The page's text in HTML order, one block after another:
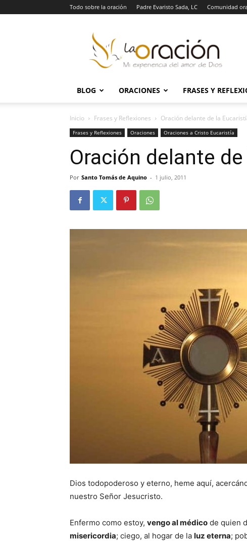
Todo sobre la oración Padre Evaristo Sada, LC Comunidad
Oración
BLOG ORACIONES FRASES Y
Inicio Frases y Reflexiones Oración delante de la
Frases y Reflexiones Oraciones Oraciones a Cristo Eucaristía
Oración delante
Por Santo Tomás de Aquino - 1 julio, 2011
Dios todopoderoso y eterno, heme aquí,
nuestro Señor Jesucristo.
Enfermo como estoy, vengo al médico de quien
misericordia; ciego, al hogar de la luz eterna;